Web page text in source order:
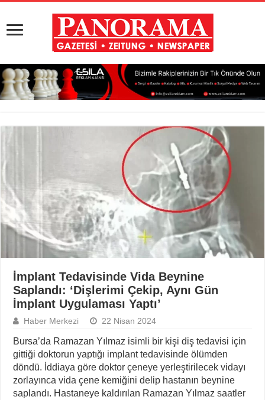
İmplant Tedavisinde Vida Beynine
Saplandı: ‘Dişlerimi Çekip, Aynı Gün
İmplant Uygulaması Yaptı’
Haber Merkezi 22 Nisan 2024
Bursa’da Ramazan Yılmaz isimli bir kişi diş tedavisi için
gittiği doktorun yaptığı implant tedavisinde ölümden
döndü. İddiaya göre doktor çeneye yerleştirilecek vidayı
zorlayınca vida çene kemiğini delip hastanın beynine
saplandı. Hastaneye kaldırılan Ramazan Yılmaz saatler